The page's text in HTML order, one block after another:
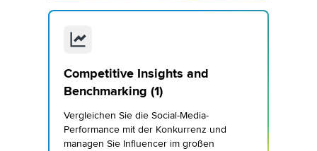
Competitive Insights and
Benchmarking (1)
Vergleichen Sie die Social-Media-
Performance mit der Konkurrenz und
managen Sie Influencer im großen